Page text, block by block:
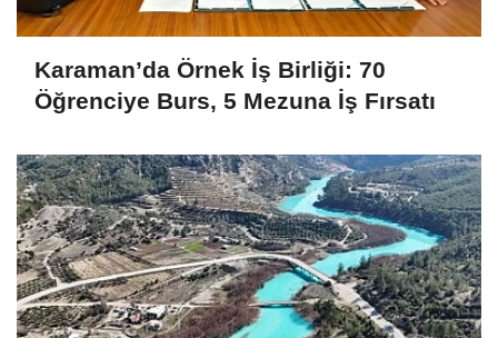
Karaman’da Örnek İş Birliği: 70
Öğrenciye Burs, 5 Mezuna İş Fırsatı